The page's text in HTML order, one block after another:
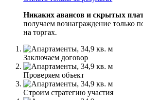
Никаких авансов и скрытых
получаем вознаграждение только
на торгах.
Заключаем договор
Проверяем объект
Строим стратегию участия